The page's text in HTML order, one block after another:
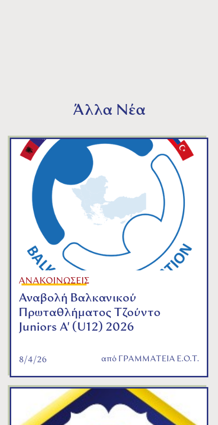
Άλλα Νέα
ΑΝΑΚΟΙΝΩΣΕΙΣ
Αναβολή Βαλκανικού
Πρωταθλήματος Τζούντο
Juniors A' (U12) 2026
8/4/26 από ΓΡΑΜΜΑΤΕΙΑ Ε.Ο.Τ.